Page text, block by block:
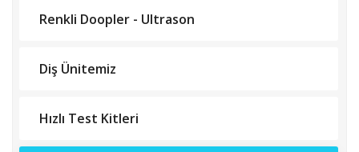
Renkli Doopler - Ultrason
Diş Ünitemiz
Hızlı Test Kitleri